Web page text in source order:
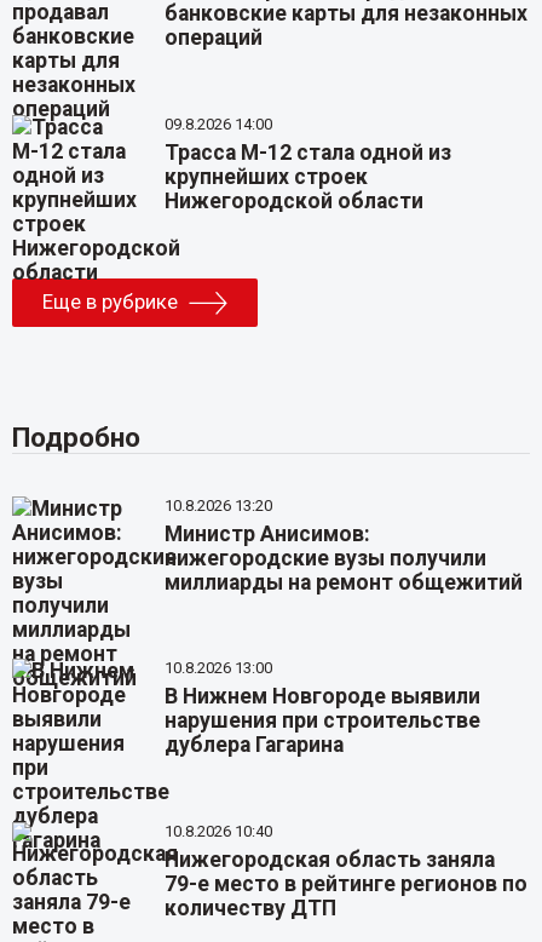
банковские карты для незаконных
операций
09.8.2026 14:00
Трасса М-12 стала одной из
крупнейших строек
Нижегородской области
Еще в рубрике
Подробно
10.8.2026 13:20
Министр Анисимов:
нижегородские вузы получили
миллиарды на ремонт общежитий
10.8.2026 13:00
В Нижнем Новгороде выявили
нарушения при строительстве
дублера Гагарина
10.8.2026 10:40
Нижегородская область заняла
79-е место в рейтинге регионов по
количеству ДТП